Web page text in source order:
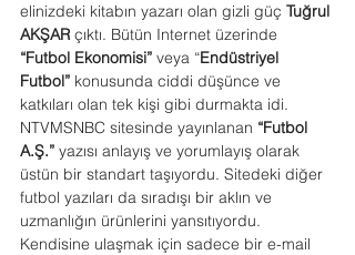
elinizdeki kitabın yazarı olan gizli güç Tuğrul
AKŞAR çıktı. Bütün Internet üzerinde
“Futbol Ekonomisi” veya “Endüstriyel
Futbol” konusunda ciddi düşünce ve
katkıları olan tek kişi gibi durmakta idi.
NTVMSNBC sitesinde yayınlanan “Futbol
A.Ş.” yazısı anlayış ve yorumlayış olarak
üstün bir standart taşıyordu. Sitedeki diğer
futbol yazıları da sıradışı bir aklın ve
uzmanlığın ürünlerini yansıtıyordu.
Kendisine ulaşmak için sadece bir e-mail